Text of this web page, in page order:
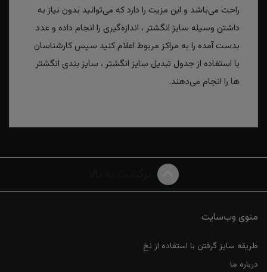
راحت می‌باشد و این مزیت را دارد که می‌توانید بدون نیاز به
داشتن وسیله سایز انگشتر ، اندازه‌گیری را انجام داده و عدد
بدست آمده را به مراکز مربوط اعلام کنید سپس کارشناسان
با استفاده از جدول تبدیل سایز انگشتر ، سایز بندی انگشتر
ها را انجام می‌دهند.
منوی وب‌سایت
طریقه سایز گرفتن با استفاده از نخ
درباره ما